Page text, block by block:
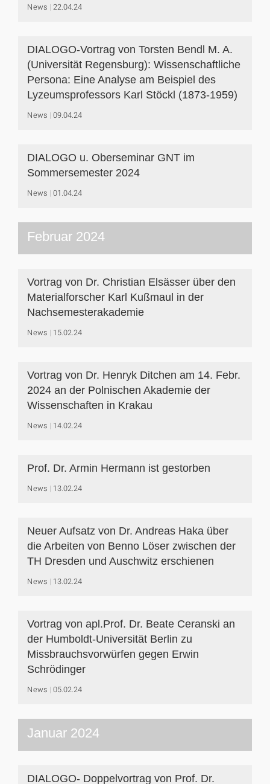
News 22.04.24
DIALOGO-Vortrag von Torsten Bendl M. A.
(Universität Regensburg): Wissenschaftliche
Persona: Eine Analyse am Beispiel des
Lyzeumsprofessors Karl Stöckl (1873-1959)
News 09.04.24
DIALOGO u. Oberseminar GNT im
Sommersemester 2024
News 01.04.24
Februar 2024
Vortrag von Dr. Christian Elsässer über den
Materialforscher Karl Kußmaul in der
Nachsemesterakademie
News 15.02.24
Vortrag von Dr. Henryk Ditchen am 14. Febr.
2024 an der Polnischen Akademie der
Wissenschaften in Krakau
News 14.02.24
Prof. Dr. Armin Hermann ist gestorben
News 13.02.24
Neuer Aufsatz von Dr. Andreas Haka über
die Arbeiten von Benno Löser zwischen der
TH Dresden und Auschwitz erschienen
News 13.02.24
Vortrag von apl.Prof. Dr. Beate Ceranski an
der Humboldt-Universität Berlin zu
Missbrauchsvorwürfen gegen Erwin
Schrödinger
News 05.02.24
Januar 2024
DIALOGO- Doppelvortrag von Prof. Dr.